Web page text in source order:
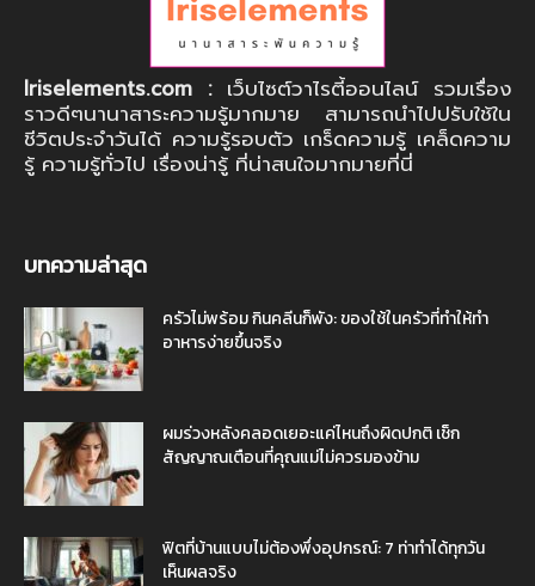
Iriselements.com : เว็บไซต์วาไรตี้ออนไลน์ รวมเรื่อง
ราวดีๆนานาสาระความรู้มากมาย สามารถนำไปปรับใช้ใน
ชีวิตประจำวันได้ ความรู้รอบตัว เกร็ดความรู้ เคล็ดความ
รู้ ความรู้ทั่วไป เรื่องน่ารู้ ที่น่าสนใจมากมายที่นี่
บทความล่าสุด
ครัวไม่พร้อม กินคลีนก็พัง: ของใช้ในครัวที่ทำให้ทำ
อาหารง่ายขึ้นจริง
ผมร่วงหลังคลอดเยอะแค่ไหนถึงผิดปกติ เช็ก
สัญญาณเตือนที่คุณแม่ไม่ควรมองข้าม
ฟิตที่บ้านแบบไม่ต้องพึ่งอุปกรณ์: 7 ท่าทำได้ทุกวัน
เห็นผลจริง